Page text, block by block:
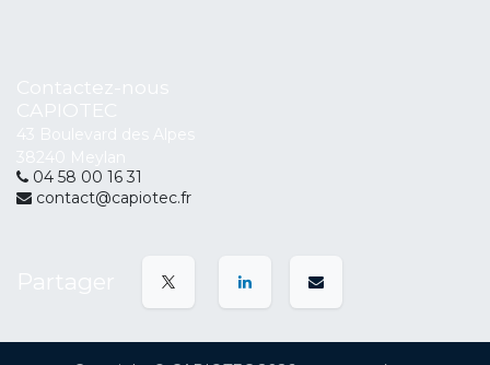
04 58 00 16 31
contact@capiotec.fr